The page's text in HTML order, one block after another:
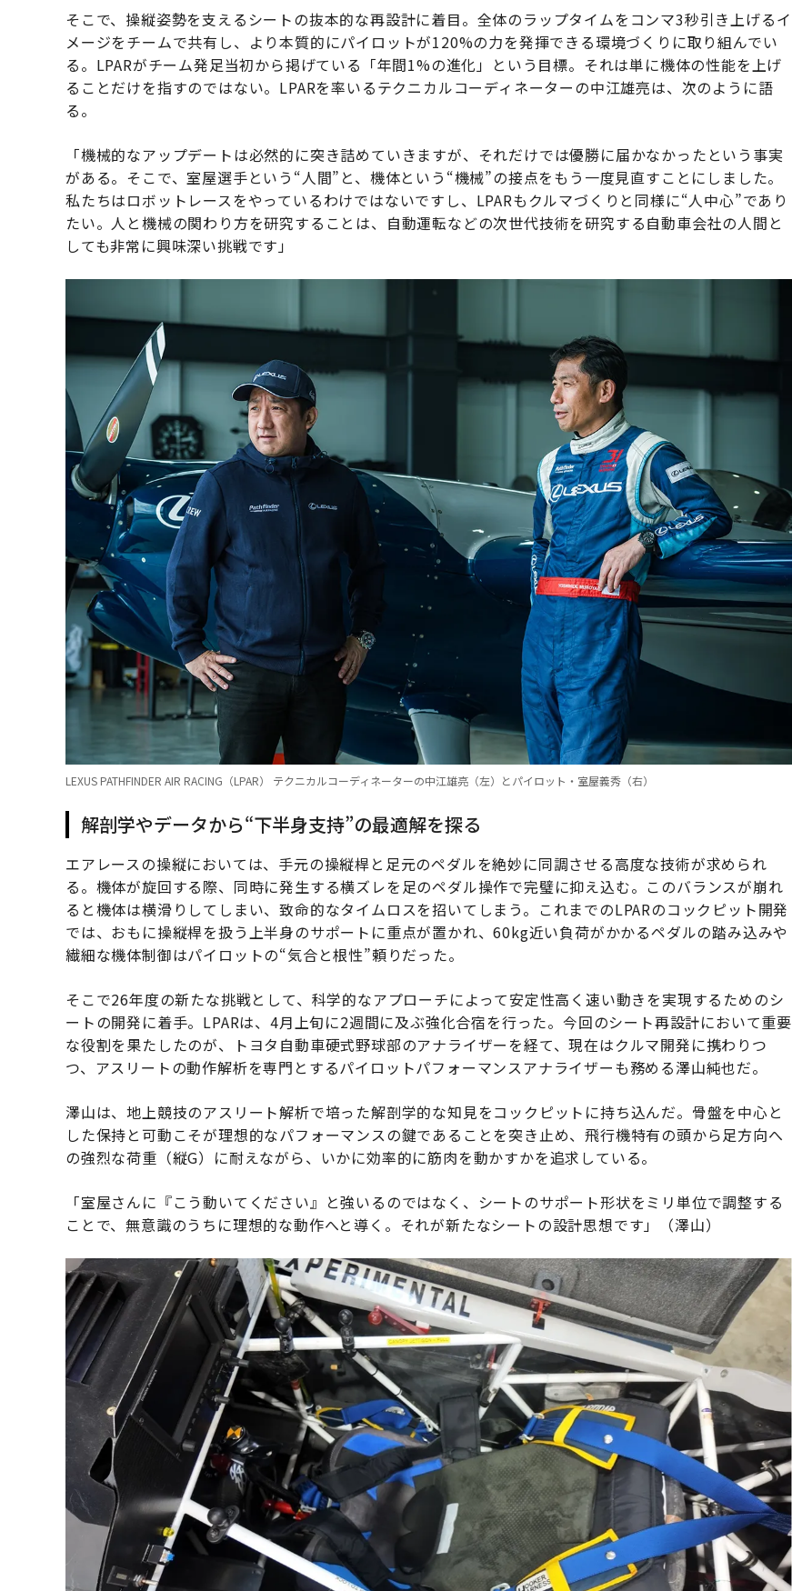
そこで、操縦姿勢を支えるシートの抜本的な再設計に着目。全体のラップタイムをコンマ3秒引き上げるイ
メージをチームで共有し、より本質的にパイロットが120%の力を発揮できる環境づくりに取り組んでい
る。LPARがチーム発足当初から掲げている「年間1%の進化」という目標。それは単に機体の性能を上げ
ることだけを指すのではない。LPARを率いるテクニカルコーディネーターの中江雄亮は、次のように語
る。
「機械的なアップデートは必然的に突き詰めていきますが、それだけでは優勝に届かなかったという事実
がある。そこで、室屋選手という“人間”と、機体という“機械”の接点をもう一度見直すことにしました。
私たちはロボットレースをやっているわけではないですし、LPARもクルマづくりと同様に“人中心”であり
たい。人と機械の関わり方を研究することは、自動運転などの次世代技術を研究する自動車会社の人間と
しても非常に興味深い挑戦です」
LEXUS PATHFINDER AIR RACING（LPAR） テクニカルコーディネーターの中江雄亮（左）とパイロット・室屋義秀（右）
解剖学やデータから“下半身支持”の最適解を探る
エアレースの操縦においては、手元の操縦桿と足元のペダルを絶妙に同調させる高度な技術が求められ
る。機体が旋回する際、同時に発生する横ズレを足のペダル操作で完璧に抑え込む。このバランスが崩れ
ると機体は横滑りしてしまい、致命的なタイムロスを招いてしまう。これまでのLPARのコックピット開発
では、おもに操縦桿を扱う上半身のサポートに重点が置かれ、60kg近い負荷がかかるペダルの踏み込みや
繊細な機体制御はパイロットの“気合と根性”頼りだった。
そこで26年度の新たな挑戦として、科学的なアプローチによって安定性高く速い動きを実現するためのシ
ートの開発に着手。LPARは、4月上旬に2週間に及ぶ強化合宿を行った。今回のシート再設計において重要
な役割を果たしたのが、トヨタ自動車硬式野球部のアナライザーを経て、現在はクルマ開発に携わりつ
つ、アスリートの動作解析を専門とするパイロットパフォーマンスアナライザーも務める澤山純也だ。
澤山は、地上競技のアスリート解析で培った解剖学的な知見をコックピットに持ち込んだ。骨盤を中心と
した保持と可動こそが理想的なパフォーマンスの鍵であることを突き止め、飛行機特有の頭から足方向へ
の強烈な荷重（縦G）に耐えながら、いかに効率的に筋肉を動かすかを追求している。
「室屋さんに『こう動いてください』と強いるのではなく、シートのサポート形状をミリ単位で調整する
ことで、無意識のうちに理想的な動作へと導く。それが新たなシートの設計思想です」（澤山）